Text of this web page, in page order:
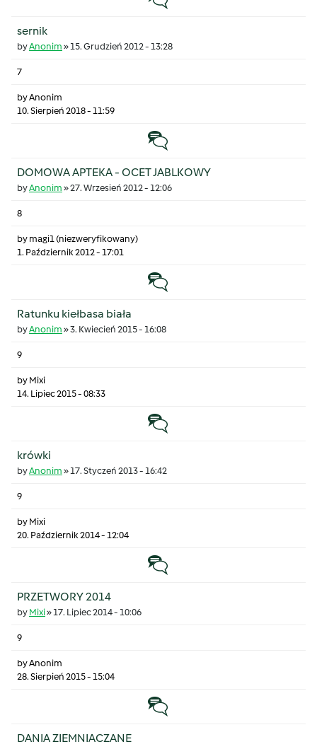
sernik
byAnonim »15. Grudzień 2012 - 13:28
7
byAnonim
10. Sierpień 2018 - 11:59
Temat zwyczajny
DOMOWA APTEKA - OCET JABLKOWY
byAnonim »27. Wrzesień 2012 - 12:06
8
by magi1 (niezweryfikowany)
1. Październik 2012 - 17:01
Temat zwyczajny
Ratunku kiełbasa biała
byAnonim »3. Kwiecień 2015 - 16:08
9
by Mixi
14. Lipiec 2015 - 08:33
Temat zwyczajny
krówki
byAnonim »17. Styczeń 2013 - 16:42
9
by Mixi
20. Październik 2014 - 12:04
Temat zwyczajny
PRZETWORY 2014
by Mixi»17. Lipiec 2014 - 10:06
9
byAnonim
28. Sierpień 2015 - 15:04
Temat zwyczajny
DANIA ZIEMNIACZANE